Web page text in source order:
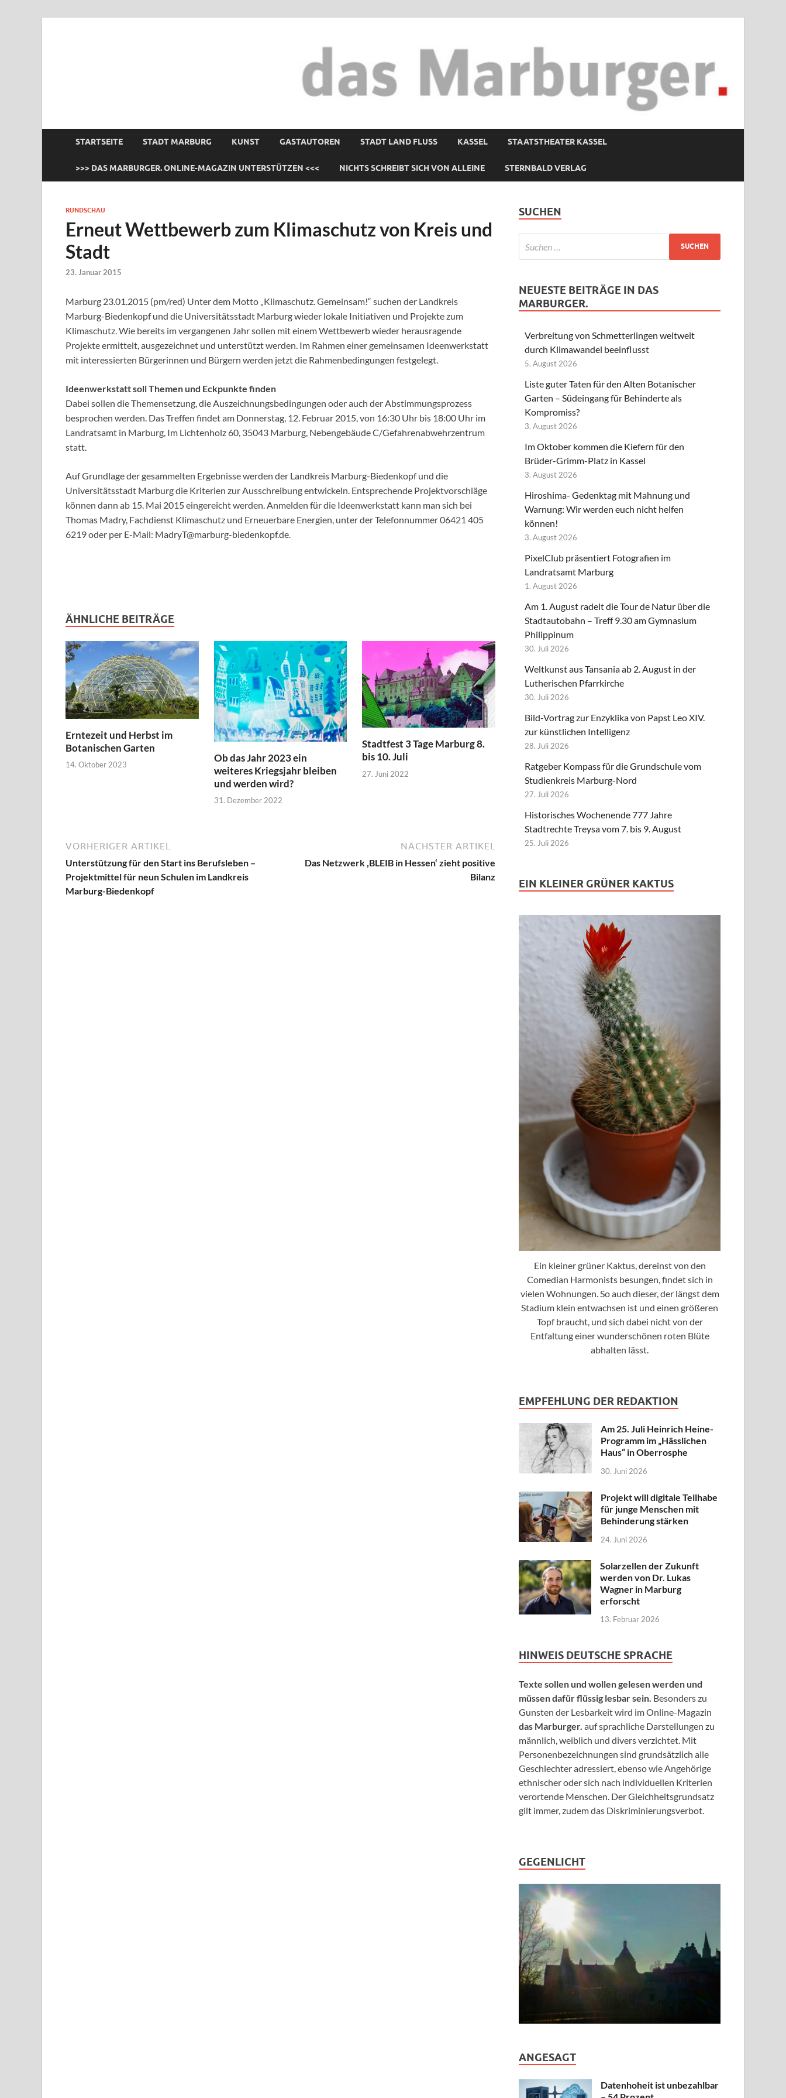
STARTSEITE STADT MARBURG KUNST GASTAUTOREN STADT LAND FLUSS KASSEL STAATSTHEATER KASSEL
>>> DAS MARBURGER. ONLINE-MAGAZIN UNTERSTÜTZEN <<< NICHTS SCHREIBT SICH VON ALLEINE STERNBALD VERLAG
RUNDSCHAU
Erneut Wettbewerb zum Klimaschutz von Kreis und
Stadt
23. Januar 2015
Marburg 23.01.2015 (pm/red) Unter dem Motto „Klimaschutz. Gemeinsam!“ suchen der Landkreis
Marburg-Biedenkopf und die Universitätsstadt Marburg wieder lokale Initiativen und Projekte zum
Klimaschutz. Wie bereits im vergangenen Jahr sollen mit einem Wettbewerb wieder herausragende
Projekte ermittelt, ausgezeichnet und unterstützt werden. Im Rahmen einer gemeinsamen Ideenwerkstatt
mit interessierten Bürgerinnen und Bürgern werden jetzt die Rahmenbedingungen festgelegt.
Ideenwerkstatt soll Themen und Eckpunkte finden
Dabei sollen die Themensetzung, die Auszeichnungsbedingungen oder auch der Abstimmungsprozess
besprochen werden. Das Treffen findet am Donnerstag, 12. Februar 2015, von 16:30 Uhr bis 18:00 Uhr im
Landratsamt in Marburg, Im Lichtenholz 60, 35043 Marburg, Nebengebäude C/Gefahrenabwehrzentrum
statt.
Auf Grundlage der gesammelten Ergebnisse werden der Landkreis Marburg-Biedenkopf und die
Universitätsstadt Marburg die Kriterien zur Ausschreibung entwickeln. Entsprechende Projektvorschläge
können dann ab 15. Mai 2015 eingereicht werden. Anmelden für die Ideenwerkstatt kann man sich bei
Thomas Madry, Fachdienst Klimaschutz und Erneuerbare Energien, unter der Telefonnummer 06421 405
6219 oder per E-Mail: MadryT@marburg-biedenkopf.de.
ÄHNLICHE BEITRÄGE
Erntezeit und Herbst im
Botanischen Garten
14. Oktober 2023
Ob das Jahr 2023 ein
weiteres Kriegsjahr bleiben
und werden wird?
31. Dezember 2022
Stadtfest 3 Tage Marburg 8.
bis 10. Juli
27. Juni 2022
VORHERIGER ARTIKEL
Unterstützung für den Start ins Berufsleben –
Projektmittel für neun Schulen im Landkreis
Marburg-Biedenkopf
NÄCHSTER ARTIKEL
Das Netzwerk ‚BLEIB in Hessen‘ zieht positive
Bilanz
SUCHEN
NEUESTE BEITRÄGE IN DAS
MARBURGER.
Verbreitung von Schmetterlingen weltweit
durch Klimawandel beeinflusst
5. August 2026
Liste guter Taten für den Alten Botanischer
Garten – Südeingang für Behinderte als
Kompromiss?
3. August 2026
Im Oktober kommen die Kiefern für den
Brüder-Grimm-Platz in Kassel
3. August 2026
Hiroshima- Gedenktag mit Mahnung und
Warnung: Wir werden euch nicht helfen
können!
3. August 2026
PixelClub präsentiert Fotografien im
Landratsamt Marburg
1. August 2026
Am 1. August radelt die Tour de Natur über die
Stadtautobahn – Treff 9.30 am Gymnasium
Philippinum
30. Juli 2026
Weltkunst aus Tansania ab 2. August in der
Lutherischen Pfarrkirche
30. Juli 2026
Bild-Vortrag zur Enzyklika von Papst Leo XIV.
zur künstlichen Intelligenz
28. Juli 2026
Ratgeber Kompass für die Grundschule vom
Studienkreis Marburg-Nord
27. Juli 2026
Historisches Wochenende 777 Jahre
Stadtrechte Treysa vom 7. bis 9. August
25. Juli 2026
EIN KLEINER GRÜNER KAKTUS
Ein kleiner grüner Kaktus, dereinst von den
Comedian Harmonists besungen, findet sich in
vielen Wohnungen. So auch dieser, der längst dem
Stadium klein entwachsen ist und einen größeren
Topf braucht, und sich dabei nicht von der
Entfaltung einer wunderschönen roten Blüte
abhalten lässt.
EMPFEHLUNG DER REDAKTION
Am 25. Juli Heinrich Heine-
Programm im „Hässlichen
Haus“ in Oberrosphe
30. Juni 2026
Projekt will digitale Teilhabe
für junge Menschen mit
Behinderung stärken
24. Juni 2026
Solarzellen der Zukunft
werden von Dr. Lukas
Wagner in Marburg
erforscht
13. Februar 2026
HINWEIS DEUTSCHE SPRACHE
Texte sollen und wollen gelesen werden und
müssen dafür flüssig lesbar sein. Besonders zu
Gunsten der Lesbarkeit wird im Online-Magazin
das Marburger. auf sprachliche Darstellungen zu
männlich, weiblich und divers verzichtet. Mit
Personenbezeichnungen sind grundsätzlich alle
Geschlechter adressiert, ebenso wie Angehörige
ethnischer oder sich nach individuellen Kriterien
verortende Menschen. Der Gleichheitsgrundsatz
gilt immer, zudem das Diskriminierungsverbot.
GEGENLICHT
ANGESAGT
Datenhoheit ist unbezahlbar